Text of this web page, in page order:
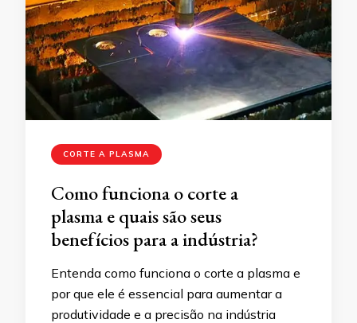
CORTE A PLASMA
Como funciona o corte a
plasma e quais são seus
benefícios para a indústria?
Entenda como funciona o corte a plasma e
por que ele é essencial para aumentar a
produtividade e a precisão na indústria